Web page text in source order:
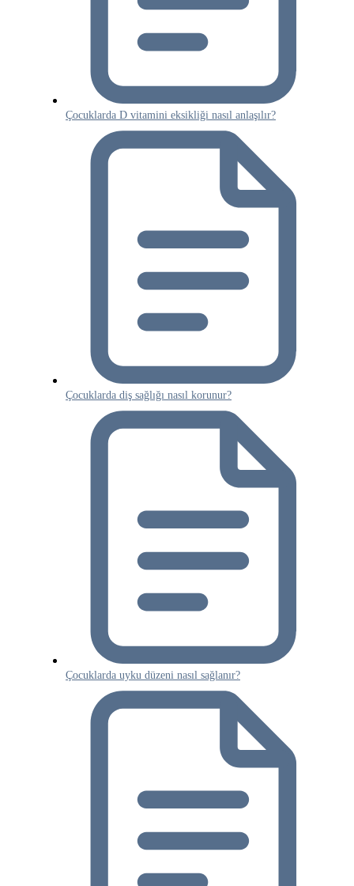
Çocuklarda D vitamini eksikliği nasıl anlaşılır?
Çocuklarda diş sağlığı nasıl korunur?
Çocuklarda uyku düzeni nasıl sağlanır?